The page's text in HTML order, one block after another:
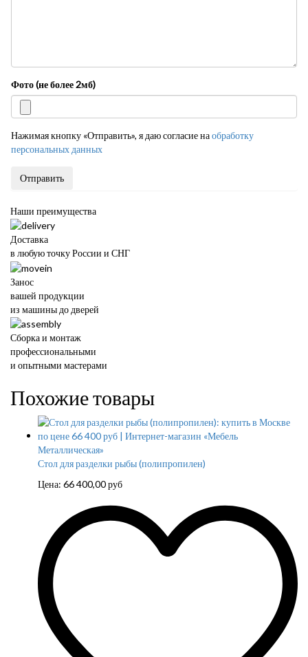
Фото (не более 2мб)
Нажимая кнопку «Отправить», я даю согласие наобработку
персональных данных
Отправить
Наши преимущества
Доставка
в любую точку России и СНГ
Занос
вашей продукции
из машины до дверей
Сборка и монтаж
профессиональными
и опытными мастерами
Похожие товары
Стол для разделки рыбы (полипропилен)
Цена: 66 400,00руб